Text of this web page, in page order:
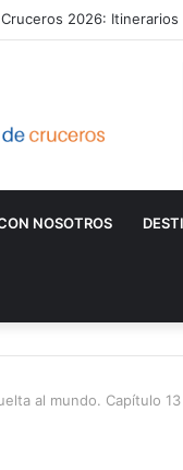
Cruceros 2026:
NOSOTROS
al mundo. Capítulo 13